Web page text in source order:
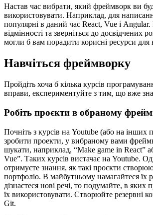
Настав час вибрати, який фреймворк ви
використовувати. Наприклад, для
популярні в даний час React, Vue і
відмінності та зверніться до досвідчених
могли б вам порадити корисні ресурси для
Навчіться фреймворку
Пройдіть хоча б кілька курсів
вправи, експериментуйте з тим, що вже
Робіть проєкти в обраному
Почніть з курсів на Youtube (або на інших
зробити проекти, у вибраному вами
шукати, наприклад, “Make game in React”
Vue”. Таких курсів вистачає на Youtube.
отримуєте знання, як такі проєкти
портфоліо. В майбутньому намагайтеся
дізнаєтеся нові речі, то подумайте, в яких
їх використовувати. Створюйте резервні
Git.